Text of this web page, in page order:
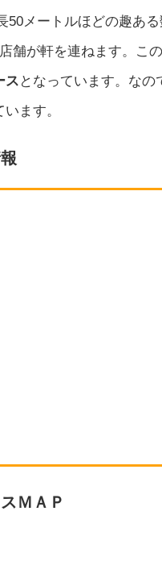
50メートルほどの趣ある
舗が軒を連ねます。こ
ス となっています。なの
ます。
ＭＡＰ